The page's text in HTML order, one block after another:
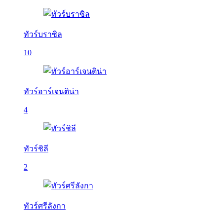
ทัวร์บราซิล
10
ทัวร์อาร์เจนติน่า
4
ทัวร์ชิลี
2
ทัวร์ศรีลังกา